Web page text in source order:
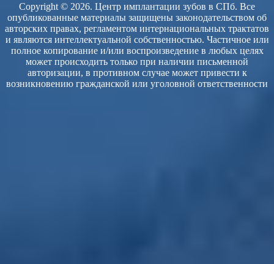
Copyright © 2026. Центр имплантации зубов в СПб. Все
опубликованные материалы защищены законодательством об
авторских правах, регламентом интернациональных трактатов
и являются интеллектуальной собственностью. Частичное или
полное копирование и/или воспроизведение в любых целях
может происходить только при наличии письменной
авторизации, в противном случае может привести к
возникновению гражданской или уголовной ответственности